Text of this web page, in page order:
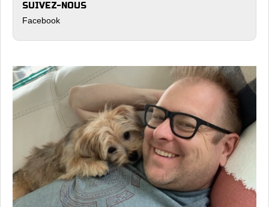
SUIVEZ-NOUS
Facebook